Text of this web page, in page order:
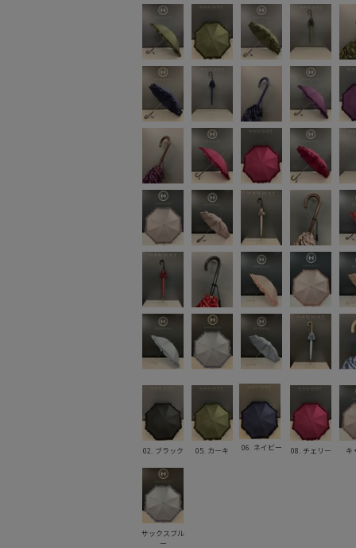
02. ブラック 05. カーキ 06. ネイビー 08. チェリー キ
サックスブル
ー